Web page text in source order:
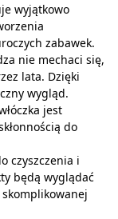
wyjątkowo
zabawek.
nie mechaci się,
lata. Dzięki
wygląd.
jest
do
czyszczenia i
będą wyglądać